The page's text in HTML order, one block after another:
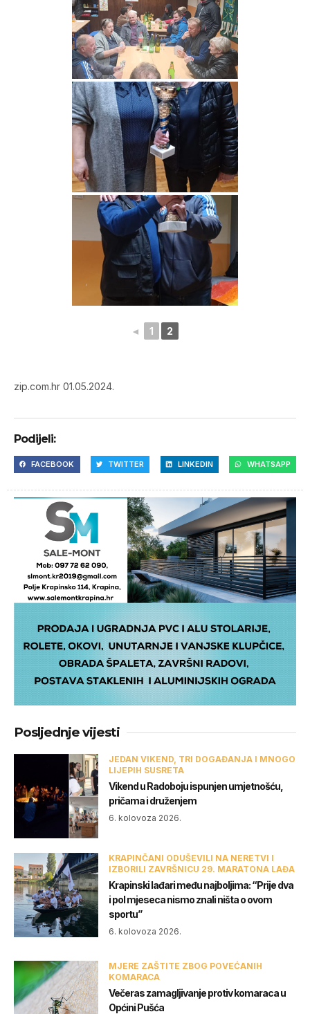
◄ 1 2
zip.com.hr 01.05.2024.
Podijeli:
FACEBOOK TWITTER LINKEDIN WHATSAPP
Posljednje vijesti
JEDAN VIKEND, TRI DOGAĐANJA I MNOGO
LIJEPIH SUSRETA
Vikend u Radoboju ispunjen umjetnošću,
pričama i druženjem
6. kolovoza 2026.
KRAPINČANI ODUŠEVILI NA NERETVI I
IZBORILI ZAVRŠNICU 29. MARATONA LAĐA
Krapinski lađari među najboljima: “Prije dva
i pol mjeseca nismo znali ništa o ovom
sportu”
6. kolovoza 2026.
MJERE ZAŠTITE ZBOG POVEĆANIH
KOMARACA
Večeras zamagljivanje protiv komaraca u
Općini Pušća